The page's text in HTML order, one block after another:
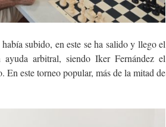
subido, en este se ha salido y llego el
arbitral, siendo Iker Fernández el
En este torneo popular, más de la mitad de